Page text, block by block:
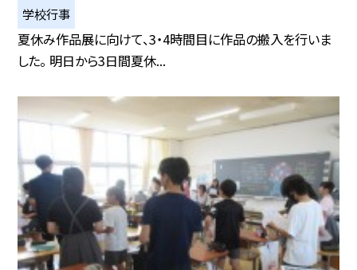
学校行事
夏休み作品展に向けて、3・4時間目に作品の搬入を行いま
した。 明日から3日間夏休...